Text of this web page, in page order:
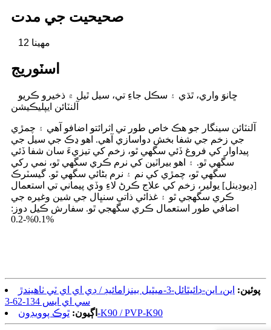
صحيحيت جي مدت
12 مهينا
اسٽوريج
ڇانوَ واري، ٿڌي ۽ سڪل جاءِ تي، سيل ٿيل ۾ ذخيرو ڪريو
آلنٽائن ايپليڪيشن
آلنٽائن سينگار جو هڪ خاص طور تي اثرائتو اضافو آهي ۽ چمڙي
جي زخم جي شفا بخش دواسازي آهي. اهو ڍڪ جي سيل جي
پيداوار کي فروغ ڏئي سگهي ٿو، زخم کي تيزيءَ سان شفا ڏئي
سگهي ٿو. ۽ اهو بيراٽين کي نرم ڪري سگهي ٿو، نمي رکي
سگهي ٿو، چمڙي کي نم ۽ نرم بڻائي سگهي ٿو. گيسٽرڪ
[ڊيوڊينل] يولير، زخم کي علاج ڪرڻ لاءِ وڏي پيماني تي استعمال
ڪري سگهجي ٿو ۽ غذائي ذاتي سنڀال جي شين وغيره جي
اضافي طور استعمال ڪري سگهجي ٿو. سفارش ڪيل دوز:
0.1%-0.2%
پوئين:
اين، اين-ڊائيٿائل-3-ميٿيل بينزامائيڊ / ڊي اي اي ٽي ٺاهيندڙ
سي اي ايس 134-62-3
اڳيون:ٿوڪ پوويڊون-K90 / PVP-K90